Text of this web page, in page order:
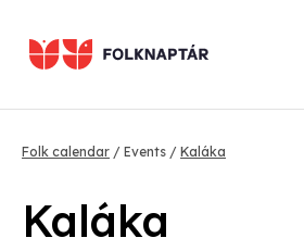
main
content
Breadcrumb
Folk calendar Events Kaláka
Kaláka